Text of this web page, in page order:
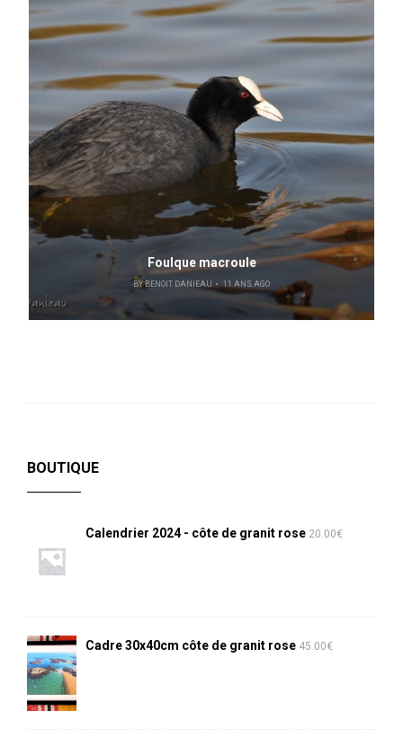
Foulque macroule
BYBENOIT DANIEAU 11 ANS AGO
BOUTIQUE
Calendrier 2024 - côte de granit rose 20.00€
Cadre 30x40cm côte de granit rose 45.00€